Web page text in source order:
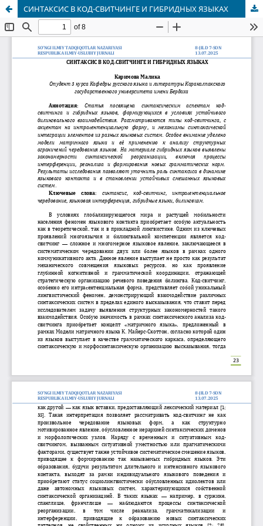
СИНТАКСИС В КОД-СВИТЧИНГЕ И ГИБРИДНЫХ ЯЗЫКАХ